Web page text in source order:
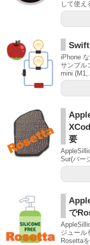
して使え
Swift
iPhone
サンプル
mini (M1,...
要
Sur(バー
で
ジュール
Rosettaを